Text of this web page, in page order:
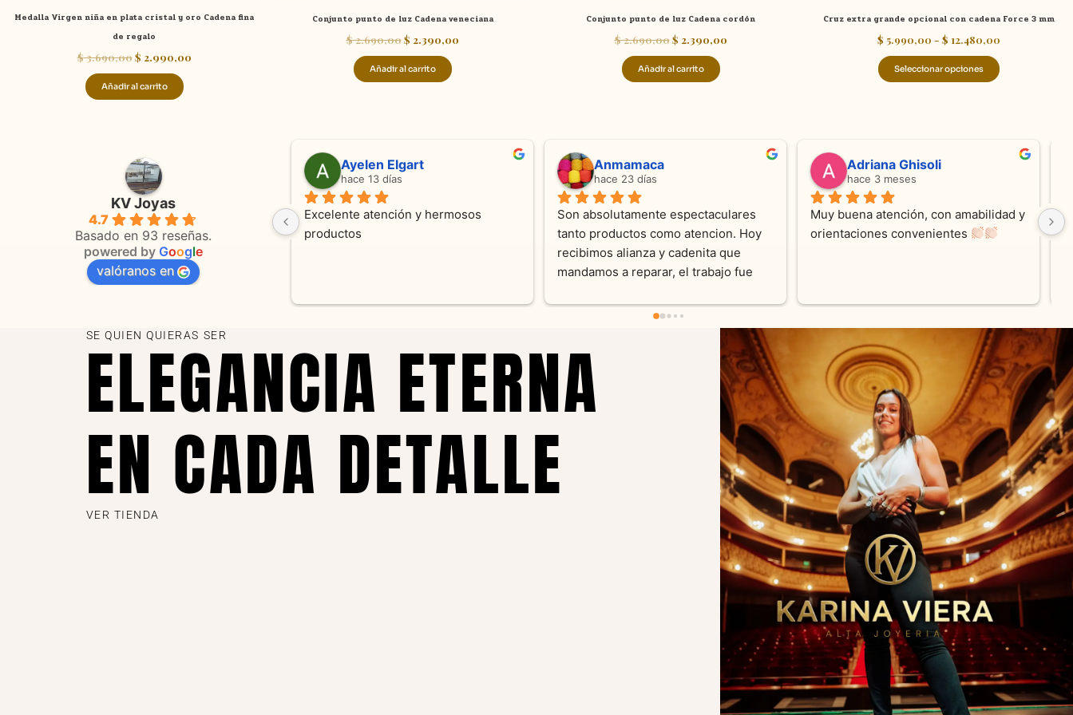
Medalla Virgen niña en plata cristal y oro Cadena fina
de regalo
$3.690,00$ 2.990,00
Añadir al carrito
Conjunto punto de luz Cadena veneciana
$2.690,00$ 2.390,00
Añadir al carrito
Conjunto punto de luz Cadena cordón
$2.690,00$ 2.390,00
Añadir al carrito
Cruz extra grande opcional con cadena Force 3 mm
$ 5.990,00 - $ 12.480,00
Seleccionar opciones
producto
KV Joyas
4.7
Basado en 93 reseñas.
powered by Google
valóranos en
Adriana Ghisoli
hace 3 meses
Muy buena atención, con amabilidad y
orientaciones convenientes
Sandra Ramos
hace 4 meses
Excelente atención !!!!!Nos asesoraron
en todo momento con dedicación.
Laura A
hace 5 meses
Desde el inicio soy clienta de KV
Joyas y siempre muy conforme con
sus productos. Una Belleza cada
pieza y siempre satisfecha con los
recomendable
valentina silva
hace 5 meses
Muy linda atención, me encanta!!!Es la
segunda vez q compro, siempre
SE QUIEN QUIERAS SER
ELEGANCIA ETERNA
EN CADA DETALLE
VER TIENDA